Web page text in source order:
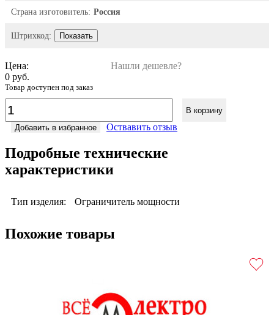
Страна изготовитель: Россия
Штрихкод: Показать
Цена:
Нашли дешевле?
0 руб.
Товар доступен под заказ
В корзину
Добавить в избранное
Оствавить отзыв
Подробные технические
характеристики
Тип изделия: Ограничитель мощности
Похожие товары